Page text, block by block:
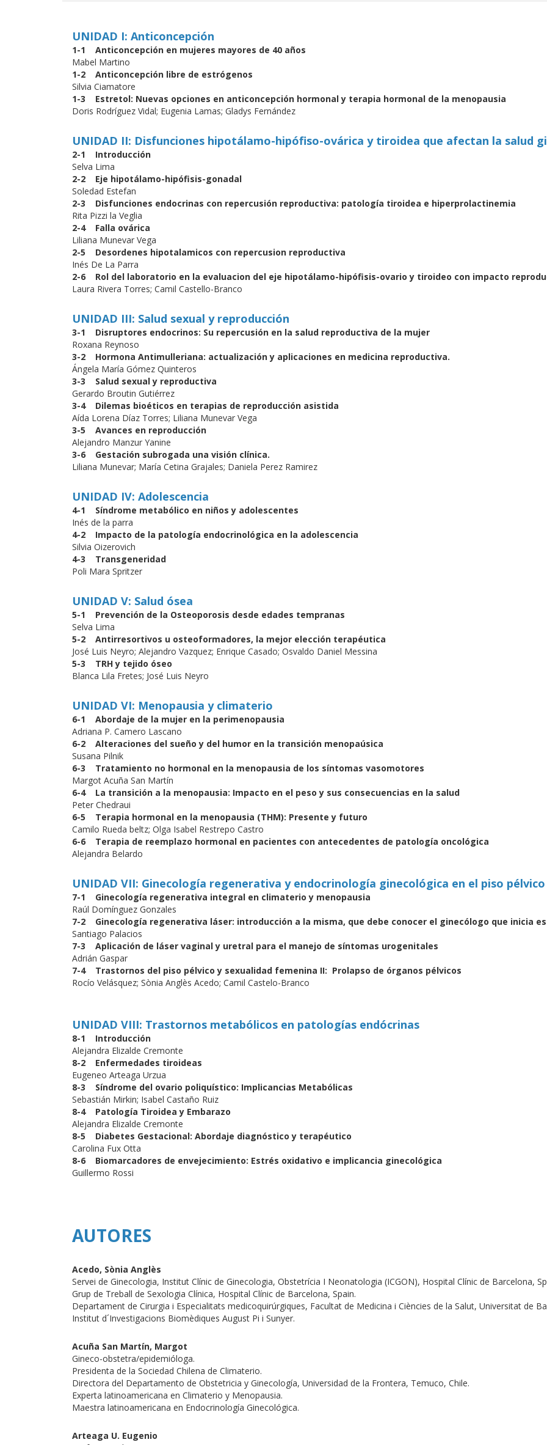
UNIDAD I: Anticoncepción
1-1 Anticoncepción en mujeres mayores de 40 años
Mabel Martino
1-2 Anticoncepción libre de estrógenos
Silvia Ciamatore
1-3 Estretol: Nuevas opciones en anticoncepción hormonal y terapia hormonal de la menopausia
Doris Rodríguez Vidal; Eugenia Lamas; Gladys Fernández
UNIDAD II: Disfunciones hipotálamo-hipófiso-ovárica y tiroidea que afectan la salud
2-1 Introducción
Selva Lima
2-2 Eje hipotálamo-hipófisis-gonadal
Soledad Estefan
2-3 Disfunciones endocrinas con repercusión reproductiva: patología tiroidea e hiperprolactinemia
Rita Pizzi la Veglia
2-4 Falla ovárica
Liliana Munevar Vega
2-5 Desordenes hipotalamicos con repercusion reproductiva
Inés De La Parra
2-6 Rol del laboratorio en la evaluacion del eje hipotálamo-hipófisis-ovario y tiroideo con impacto
Laura Rivera Torres; Camil Castello-Branco
UNIDAD III: Salud sexual y reproducción
3-1 Disruptores endocrinos: Su repercusión en la salud reproductiva de la mujer
Roxana Reynoso
3-2 Hormona Antimulleriana: actualización y aplicaciones en medicina reproductiva.
Ángela María Gómez Quinteros
3-3 Salud sexual y reproductiva
Gerardo Broutin Gutiérrez
3-4 Dilemas bioéticos en terapias de reproducción asistida
Aída Lorena Díaz Torres; Liliana Munevar Vega
3-5 Avances en reproducción
Alejandro Manzur Yanine
3-6 Gestación subrogada una visión clínica.
Liliana Munevar; María Cetina Grajales; Daniela Perez Ramirez
UNIDAD IV: Adolescencia
4-1 Síndrome metabólico en niños y adolescentes
Inés de la parra
4-2 Impacto de la patología endocrinológica en la adolescencia
Silvia Oizerovich
4-3 Transgeneridad
Poli Mara Spritzer
UNIDAD V: Salud ósea
5-1 Prevención de la Osteoporosis desde edades tempranas
Selva Lima
5-2 Antirresortivos u osteoformadores, la mejor elección terapéutica
José Luis Neyro; Alejandro Vazquez; Enrique Casado; Osvaldo Daniel Messina
5-3 TRH y tejido óseo
Blanca Lila Fretes; José Luis Neyro
UNIDAD VI: Menopausia y climaterio
6-1 Abordaje de la mujer en la perimenopausia
Adriana P. Camero Lascano
6-2 Alteraciones del sueño y del humor en la transición menopaúsica
Susana Pilnik
6-3 Tratamiento no hormonal en la menopausia de los síntomas vasomotores
Margot Acuña San Martín
6-4 La transición a la menopausia: Impacto en el peso y sus consecuencias en la salud
Peter Chedraui
6-5 Terapia hormonal en la menopausia (THM): Presente y futuro
Camilo Rueda beltz; Olga Isabel Restrepo Castro
6-6 Terapia de reemplazo hormonal en pacientes con antecedentes de patología oncológica
Alejandra Belardo
UNIDAD VII: Ginecología regenerativa y endocrinología ginecológica en el piso pélvico
7-1 Ginecología regenerativa integral en climaterio y menopausia
Raúl Domínguez Gonzales
7-2 Ginecología regenerativa láser: introducción a la misma, que debe conocer el ginecólogo que inicia
Santiago Palacios
7-3 Aplicación de láser vaginal y uretral para el manejo de síntomas urogenitales
Adrián Gaspar
7-4 Trastornos del piso pélvico y sexualidad femenina II: Prolapso de órganos pélvicos
Rocío Velásquez; Sònia Anglès Acedo; Camil Castelo-Branco
UNIDAD VIII: Trastornos metabólicos en patologías endócrinas
8-1 Introducción
Alejandra Elizalde Cremonte
8-2 Enfermedades tiroideas
Eugeneo Arteaga Urzua
8-3 Síndrome del ovario poliquístico: Implicancias Metabólicas
Sebastián Mirkin; Isabel Castaño Ruiz
8-4 Patología Tiroidea y Embarazo
Alejandra Elizalde Cremonte
8-5 Diabetes Gestacional: Abordaje diagnóstico y terapéutico
Carolina Fux Otta
8-6 Biomarcadores de envejecimiento: Estrés oxidativo e implicancia ginecológica
Guillermo Rossi
AUTORES
Acedo, Sònia Anglès
Servei de Ginecologia, Institut Clínic de Ginecologia, Obstetrícia I Neonatologia (ICGON), Hospital Clínic de Barcelona,
Grup de Treball de Sexologia Clínica, Hospital Clínic de Barcelona, Spain.
Departament de Cirurgia i Especialitats medicoquirúrgiques, Facultat de Medicina i Ciències de la Salut, Universitat de
Institut d´Investigacions Biomèdiques August Pi i Sunyer.
Acuña San Martín, Margot
Gineco-obstetra/epidemióloga.
Presidenta de la Sociedad Chilena de Climaterio.
Directora del Departamento de Obstetricia y Ginecología, Universidad de la Frontera, Temuco, Chile.
Experta latinoamericana en Climaterio y Menopausia.
Maestra latinoamericana en Endocrinología Ginecológica.
Arteaga U. Eugenio